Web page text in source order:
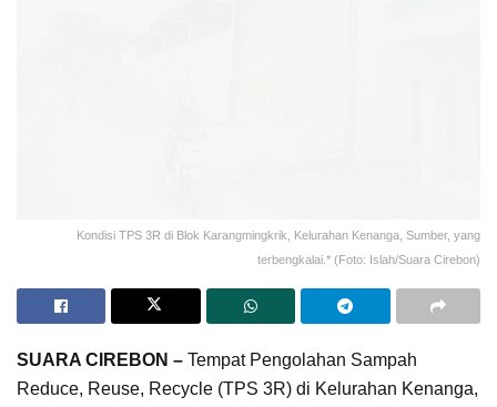
Kondisi TPS 3R di Blok Karangmingkrik, Kelurahan Kenanga, Sumber, yang
terbengkalai.* (Foto: Islah/Suara Cirebon)
SUARA CIREBON – Tempat Pengolahan Sampah
Reduce, Reuse, Recycle (TPS 3R) di Kelurahan Kenanga,